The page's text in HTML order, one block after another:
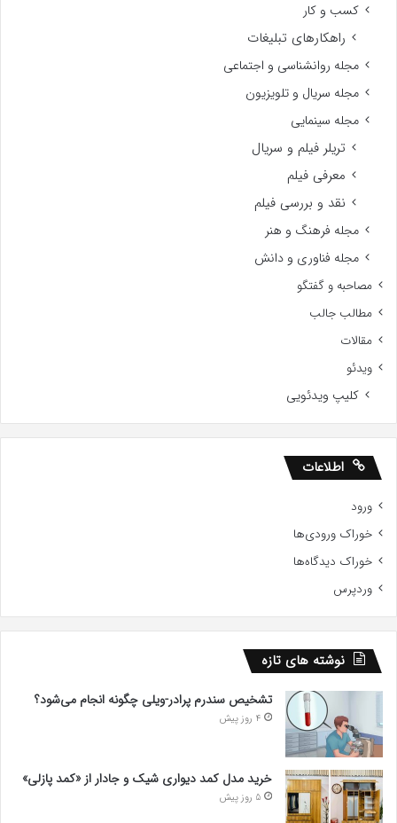
کسب و کار
راهکارهای تبلیغات
مجله روانشناسی و اجتماعی
مجله سریال و تلویزیون
مجله سینمایی
تریلر فیلم و سریال
معرفی فیلم
نقد و بررسی فیلم
مجله فرهنگ و هنر
مجله فناوری و دانش
مصاحبه و گفتگو
مطالب جالب
مقالات
ویدئو
کلیپ ویدئویی
اطلاعات
ورود
خوراک ورودی‌ها
خوراک دیدگاه‌ها
وردپرس
نوشته های تازه
تشخیص سندرم پرادر-ویلی چگونه انجام می‌شود؟
4 روز پیش
خرید مدل کمد دیواری شیک و جادار از «کمد پازلی»
5 روز پیش